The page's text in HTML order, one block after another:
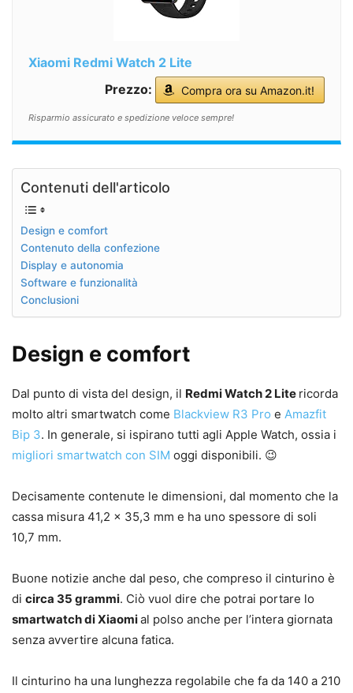
Xiaomi Redmi Watch 2 Lite
Prezzo:
Compra ora su Amazon.it!
Risparmio assicurato e spedizione veloce sempre!
Contenuti dell'articolo
Design e comfort
Contenuto della confezione
Display e autonomia
Software e funzionalità
Conclusioni
Design e comfort
Dal punto di vista del design, il Redmi Watch 2 Lite ricorda
molto altri smartwatch come Blackview R3 Pro e Amazfit
Bip 3. In generale, si ispirano tutti agli Apple Watch, ossia i
migliori smartwatch con SIM oggi disponibili. 😉
Decisamente contenute le dimensioni, dal momento che la
cassa misura 41,2 x 35,3 mm e ha uno spessore di soli
10,7 mm.
Buone notizie anche dal peso, che compreso il cinturino è
di circa 35 grammi. Ciò vuol dire che potrai portare lo
smartwatch di Xiaomial polso anche per l’intera giornata
senza avvertire alcuna fatica.
Il cinturino ha una lunghezza regolabile che fa da 140 a 210